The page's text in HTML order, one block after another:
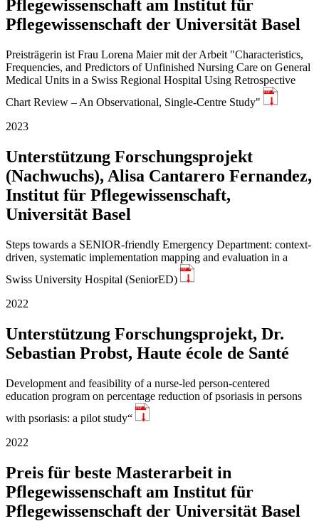
Pflegewissenschaft am Institut für
Pflegewissenschaft der Universität Basel
Preisträgerin ist Frau Lorena Maier mit der Arbeit "Characteristics,
Frequencies, and Predictors of Unfinished Nursing Care on General
Medical Units in a Swiss Regional Hospital Using Retrospective
Chart Review – An Observational, Single-Centre Study"
PDF
2023
Unterstützung Forschungsprojekt
(Nachwuchs), Alisa Cantarero Fernandez,
Institut für Pflegewissenschaft,
Universität Basel
Steps towards a SENIOR-friendly Emergency Department: context-
driven, systematic implementation mapping and evaluation in a
Swiss University Hospital (SeniorED)
PDF
2022
Unterstützung Forschungsprojekt, Dr.
Sebastian Probst, Haute école de Santé
Development and feasibility of a nurse-led person-centered
education program on percentage reduction of psoriasis in persons
with psoriasis: a pilot study“
PDF
2022
Preis für beste Masterarbeit in
Pflegewissenschaft am Institut für
Pflegewissenschaft der Universität Basel